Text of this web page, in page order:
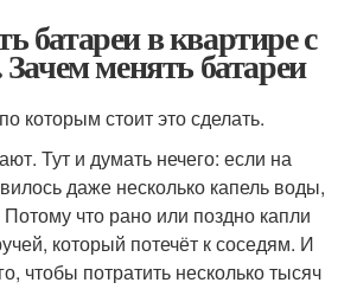
батареи в квартире с
Зачем менять батареи
которым стоит это сделать.
Тут и думать нечего: если на
даже несколько капель воды,
что рано или поздно капли
который потечёт к соседям. И
чтобы потратить несколько тысяч